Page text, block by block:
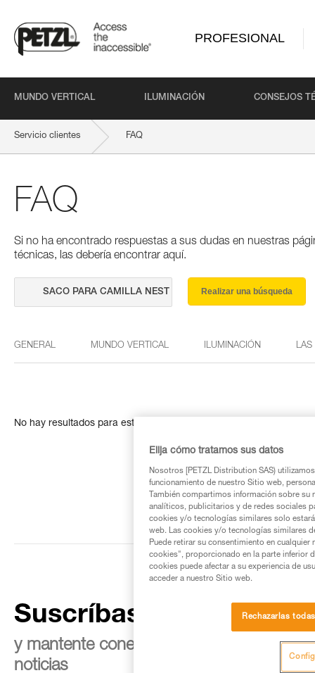
PROFESIONAL
MUNDO VERTICAL ILUMINACIÓN CONSEJOS
Servicio clientes FAQ
FAQ
Si no ha encontrado respuestas a sus dudas en nuestras
técnicas, las debería encontrar aquí.
Realizar una búsqueda
GENERAL MUNDO VERTICAL ILUMINACIÓN LAS
No hay resultados para esta búsqueda
Suscríbase al boletín
y mantente conectado con nuestras
noticias
Elija cómo tratamos sus datos
Nosotros [PETZL Distribution SAS)
funcionamiento de nuestro Sitio web,
También compartimos información sobre
analíticos, publicitarios y de redes sociales
cookies y/o tecnologías similares solo
web. Las cookies y/o tecnologías similares
Puede retirar su consentimiento en
cookies", proporcionado en la parte inferior
cookies puede afectar a su experiencia de
acceder a nuestro Sitio web.
Rechazarlas